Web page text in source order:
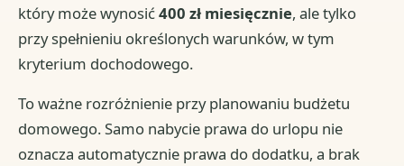
który może wynosić400 zł miesięcznie, ale tylko
przy spełnieniu określonych warunków, w tym
kryterium dochodowego.
To ważne rozróżnienie przy planowaniu budżetu
domowego. Samo nabycie prawa do urlopu nie
oznacza automatycznie prawa do dodatku, a brak